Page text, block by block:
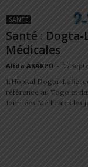
SANTÉ
Santé : Dogta-
Médicales
Alida AKAKPO - 17
L’Hôpital Dogta-Lafiè,
référence au Togo et
Journées Médicales les